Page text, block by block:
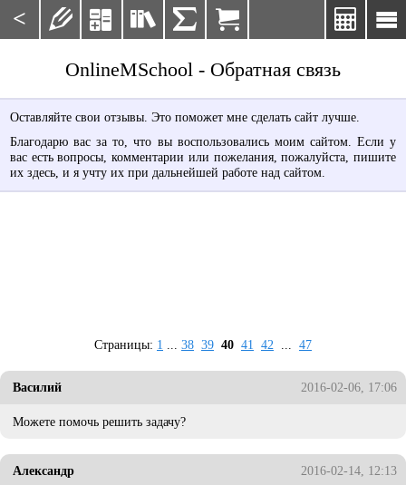
< 

    
OnlineMSchool - Обратная связь
Оставляйте свои отзывы. Это поможет мне сделать сайт лучше.
Благодарю вас за то, что вы воспользовались моим сайтом. Если у
вас есть вопросы, комментарии или пожелания, пожалуйста, пишите
их здесь, и я учту их при дальнейшей работе над сайтом.
Страницы: 1 ... 38 39 40 41 42 ... 47
Василий 2016-02-06, 17:06
Можете помочь решить задачу?
Александр 2016-02-14, 12:13